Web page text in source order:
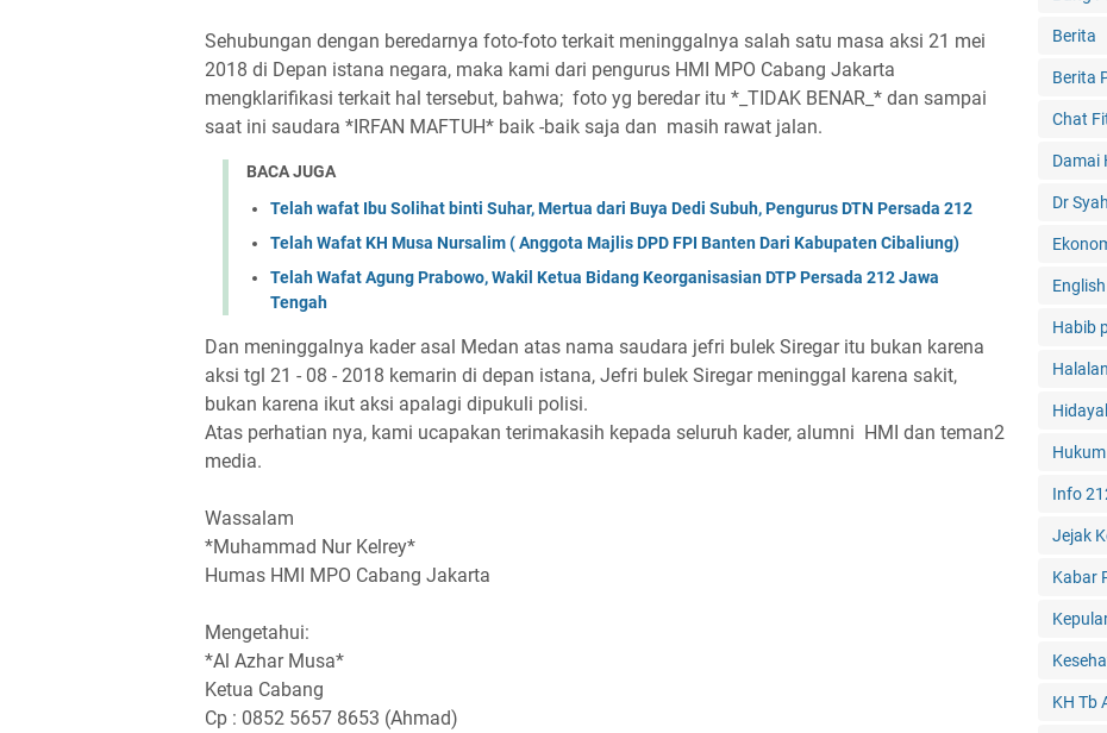
Sehubungan dengan beredarnya foto-foto terkait meninggalnya salah satu masa aksi 21 mei
2018 di Depan istana negara, maka kami dari pengurus HMI MPO Cabang Jakarta
mengklarifikasi terkait hal tersebut, bahwa; foto yg beredar itu *_TIDAK BENAR_* dan sampai
saat ini saudara *IRFAN MAFTUH* baik -baik saja dan masih rawat jalan.
BACA JUGA
Telah wafat Ibu Solihat binti Suhar, Mertua dari Buya Dedi Subuh, Pengurus DTN Persada 212
Telah Wafat KH Musa Nursalim ( Anggota Majlis DPD FPI Banten Dari Kabupaten Cibaliung)
Telah Wafat Agung Prabowo, Wakil Ketua Bidang Keorganisasian DTP Persada 212 Jawa
Tengah
Dan meninggalnya kader asal Medan atas nama saudara jefri bulek Siregar itu bukan karena
aksi tgl 21 - 08 - 2018 kemarin di depan istana, Jefri bulek Siregar meninggal karena sakit,
bukan karena ikut aksi apalagi dipukuli polisi.
Atas perhatian nya, kami ucapakan terimakasih kepada seluruh kader, alumni HMI dan teman2
media.
Wassalam
*Muhammad Nur Kelrey*
Humas HMI MPO Cabang Jakarta
Mengetahui:
*Al Azhar Musa*
Ketua Cabang
Cp : 0852 5657 8653 (Ahmad)
Berita
Berita
Chat
Damai
Dr
Habib
Info
Jejak
Kabar
KH Tb